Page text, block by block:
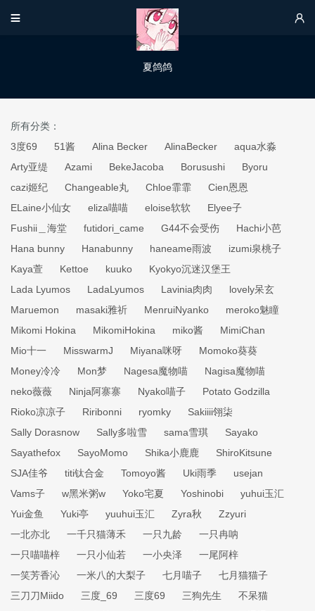
 
夏鸽鸽
所有分类：
3度69
51酱 Alina Becker AlinaBecker
aqua水淼
Arty亚缇
Azami BekeJacoba Borusushi
Byoru
cazi姬纪
Changeable丸 Chloe霏霏
Cien恩恩
ELaine小仙女
eliza喵喵 eloise软软
Elyee子
Fushii＿海堂
futidori_came G44不会受伤
Hachi小芭
Hana bunny
Hanabunny haneame雨波
izumi泉桃子
Kaya萱
Kettoe kuuko
Kyokyo沉迷汉堡王
Lada Lyumos
LadaLyumos Lavinia肉肉
lovely呆玄
Maruemon
masaki雅祈 MenruiNyanko
meroko魅瞳
Mikomi Hokina
MikomiHokina miko酱
MimiChan
Mio十一
MisswarmJ Miyana咪呀
Momoko葵葵
Money冷冷
Mon梦 Nagesa魔物喵
Nagisa魔物喵
neko薇薇
Ninja阿寨寨 Nyako喵子
Potato Godzilla
Rioko凉凉子
Riribonni ryomky
Sakiiii翎柒
Sally Dorasnow
Sally多啦雪 sama雪琪
Sayako
Sayathefox
SayoMomo Shika小鹿鹿
ShiroKitsune
SJA佳爷
titi钛合金 Tomoyo酱 Uki雨季
usejan
Vams子
w黑米粥w Yoko宅夏 Yoshinobi
yuhui玉汇
Yui金鱼
Yuki亭 yuuhui玉汇 Zyra秋
Zzyuri
一北亦北
一千只猫薄禾 一只九龄
一只冉呐
一只喵喵梓
一只小仙若 一小央泽
一尾阿梓
一笑芳香沁
一米八的大梨子 七月喵子
七月猫猫子
三刀刀Miido
三度_69 三度69 三狗先生
不呆猫